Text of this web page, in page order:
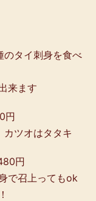
のタイ刺身を食べ
来ます
円
ツオはタタキ
円
で召上ってもok